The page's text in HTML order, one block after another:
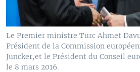
Le Premier ministre Turc Ahmet
Président de la Commission
Juncker,et le Président du Conseil
le 8 mars 2016.